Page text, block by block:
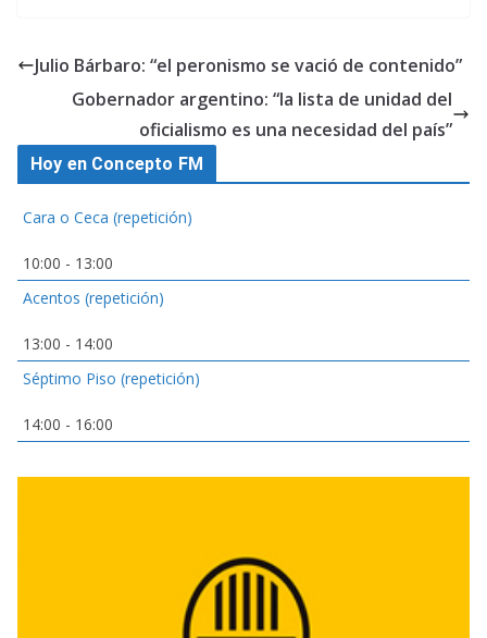
Julio Bárbaro: “el peronismo se vació de contenido”
Gobernador argentino: “la lista de unidad del
oficialismo es una necesidad del país”
Hoy en Concepto FM
Cara o Ceca (repetición)
10:00 - 13:00
Acentos (repetición)
13:00 - 14:00
Séptimo Piso (repetición)
14:00 - 16:00